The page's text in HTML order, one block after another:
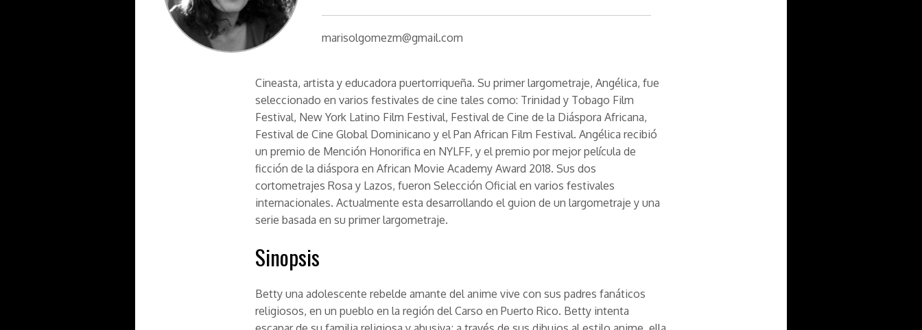
marisolgomezm@gmail.com
Cineasta, artista y educadora puertorriqueña. Su primer largometraje, Angélica, fue
seleccionado en varios festivales de cine tales como: Trinidad y Tobago Film
Festival, New York Latino Film Festival, Festival de Cine de la Diáspora Africana,
Festival de Cine Global Dominicano y el Pan African Film Festival. Angélica recibió
un premio de Mención Honorifica en NYLFF, y el premio por mejor película de
ficción de la diáspora en African Movie Academy Award 2018. Sus dos
cortometrajes Rosa y Lazos, fueron Selección Oficial en varios festivales
internacionales. Actualmente esta desarrollando el guion de un largometraje y una
serie basada en su primer largometraje.
Sinopsis
Betty una adolescente rebelde amante del anime vive con sus padres fanáticos
religiosos, en un pueblo en la región del Carso en Puerto Rico. Betty intenta